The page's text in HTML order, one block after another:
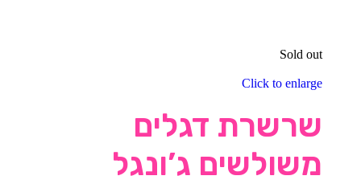
Sold out
Click to enlarge
שרשרת דגלים
משולשים ג’ונגל